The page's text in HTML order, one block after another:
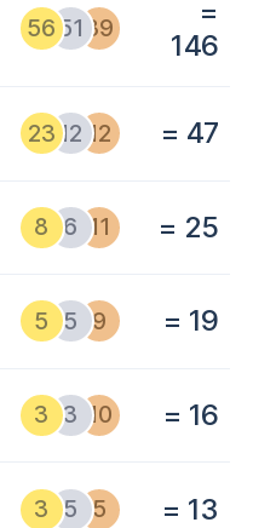
5651 39
=
146
2312 12 = 47
8 6 11 = 25
5 5 9 = 19
3 3 10 = 16
3 5 5 = 13